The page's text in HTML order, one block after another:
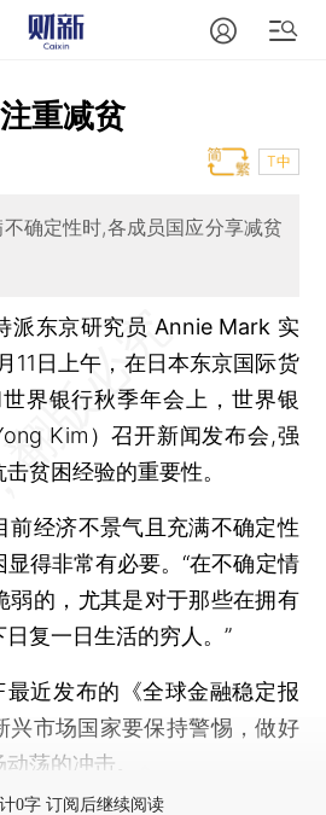
重减贫
T中
确定性时,各成员国应分享减贫
派东京研究员 Annie Mark 实
11日上午，在日本东京国际货
界银行秋季年会上，世界银
Kim）召开新闻发布会,强
贫困经验的重要性。
经济不景气且充满不确定性
得非常有必要。“在不确定情
弱的，尤其是对于那些在拥有
复一日生活的穷人。”
近发布的《全球金融稳定报
市场国家要保持警惕，做好
荡的冲击。
0字 订阅后继续阅读